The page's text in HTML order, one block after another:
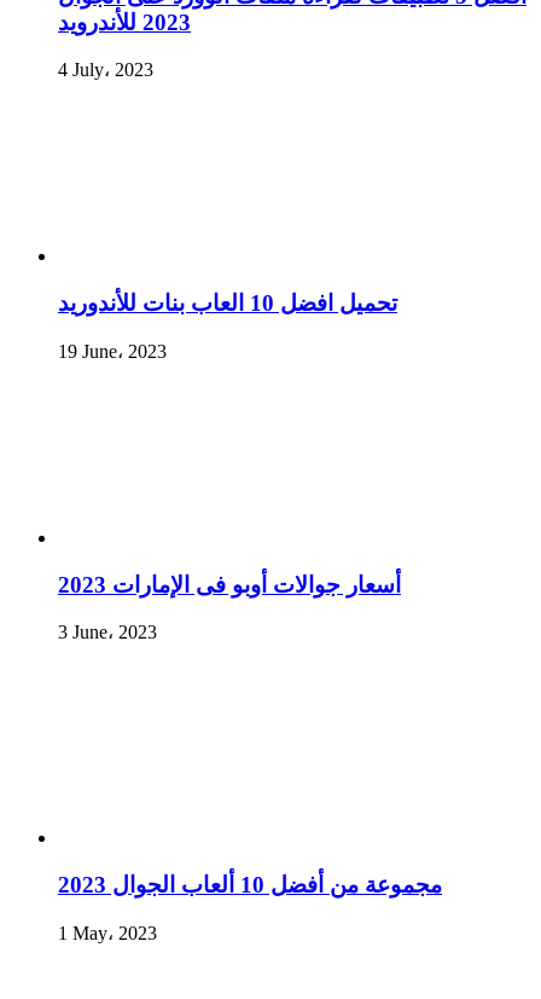
2023 للأندرويد
4 July، 2023
تحميل افضل 10 العاب بنات للأندوريد
19 June، 2023
أسعار جوالات أوبو فى الإمارات 2023
3 June، 2023
مجموعة من أفضل 10 ألعاب الجوال 2023
1 May، 2023